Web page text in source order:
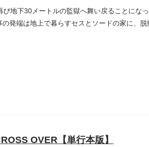
び地下30メートルの監獄へ舞い戻ることにな
発端は地上で暮らすセスとソードの家に、脱
OVER【単行本版】